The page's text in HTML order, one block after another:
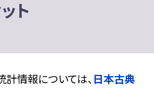
ト
計情報については、 日本古典